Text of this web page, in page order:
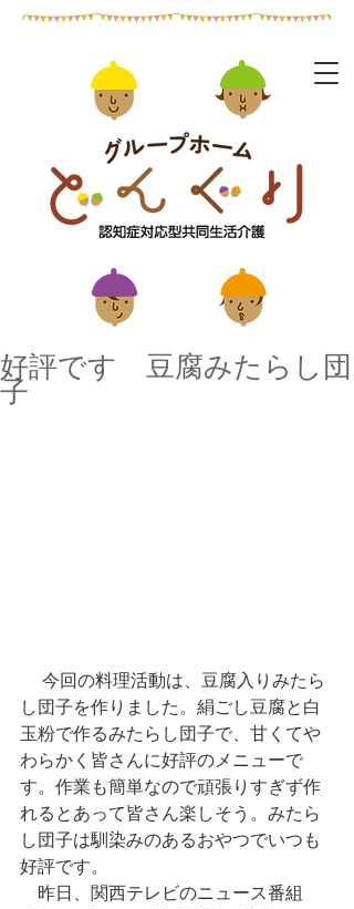
好評です 豆腐みたらし団
子
し団子を作りました。絹ごし豆腐と白
玉粉で作るみたらし団子で、甘くてや
わらかく皆さんに好評のメニューで
す。作業も簡単なので頑張りすぎず作
れるとあって皆さん楽しそう。みたら
し団子は馴染みのあるおやつでいつも
好評です。
昨日、関西テレビのニュース番組